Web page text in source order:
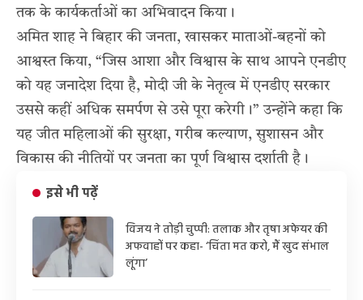
तक के कार्यकर्ताओं का अभिवादन किया।
अमित शाह ने बिहार की जनता, खासकर माताओं-बहनों को
आश्वस्त किया, “जिस आशा और विश्वास के साथ आपने एनडीए
को यह जनादेश दिया है, मोदी जी के नेतृत्व में एनडीए सरकार
उससे कहीं अधिक समर्पण से उसे पूरा करेगी।” उन्होंने कहा कि
यह जीत महिलाओं की सुरक्षा, गरीब कल्याण, सुशासन और
विकास की नीतियों पर जनता का पूर्ण विश्वास दर्शाती है।
इसे भी पढ़ें
विजय ने तोड़ी चुप्पी: तलाक और तृषा अफेयर की
अफवाहों पर कहा- ‘चिंता मत करो, मैं खुद संभाल
लूंगा’